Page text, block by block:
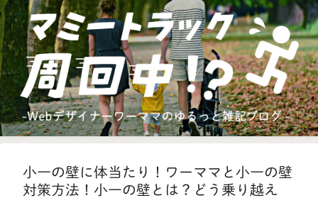
小一の壁に体当たり！ワーママと小一の壁
対策方法！小一の壁とは？どう乗り越え